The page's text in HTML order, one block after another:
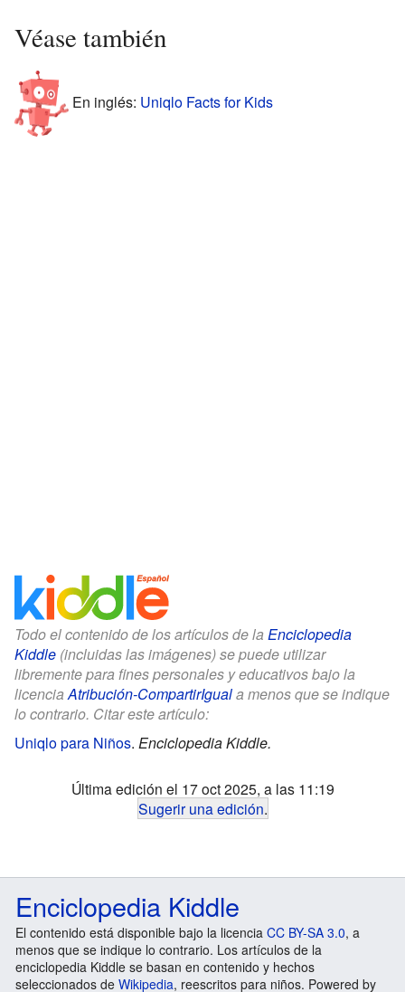
Véase también
En inglés: Uniqlo Facts for Kids
Todo el contenido de los artículos de la Enciclopedia
Kiddle (incluidas las imágenes) se puede utilizar
libremente para fines personales y educativos bajo la
licenciaAtribución-CompartirIguala menos que se indique
lo contrario. Citar este artículo:
Uniqlo para Niños. Enciclopedia Kiddle.
Última edición el 17 oct 2025, a las 11:19
Sugerir una edición.
Enciclopedia Kiddle
El contenido está disponible bajo la licencia CC BY-SA 3.0, a
menos que se indique lo contrario. Los artículos de la
enciclopedia Kiddle se basan en contenido y hechos
seleccionados de Wikipedia, reescritos para niños. Powered by